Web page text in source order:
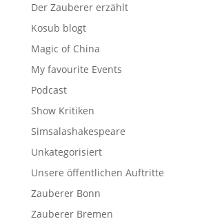
Der Zauberer erzählt
Kosub blogt
Magic of China
My favourite Events
Podcast
Show Kritiken
Simsalashakespeare
Unkategorisiert
Unsere öffentlichen Auftritte
Zauberer Bonn
Zauberer Bremen